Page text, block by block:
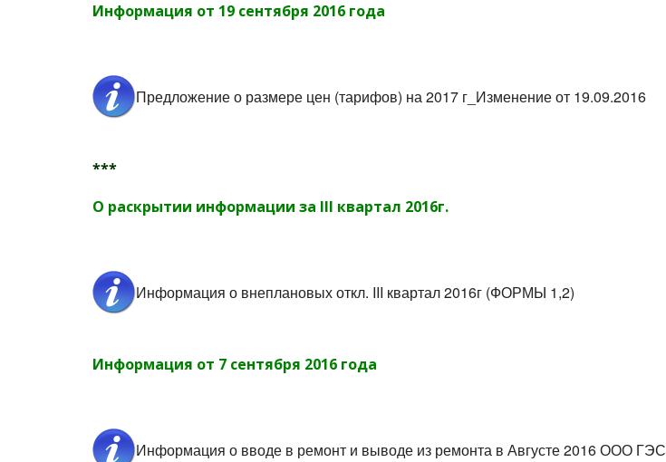
Информация от 19 сентября 2016 года
Предложение о размере цен (тарифов) на 2017 г_Изменение от 19.09.2016
***
О раскрытии информации за III квартал 2016г.
Информация о внеплановых откл. III квартал 2016г (ФОРМЫ 1,2)
Информация от 7 сентября 2016 года
Информация о вводе в ремонт и выводе из ремонта в Августе 2016 ООО ГЭС